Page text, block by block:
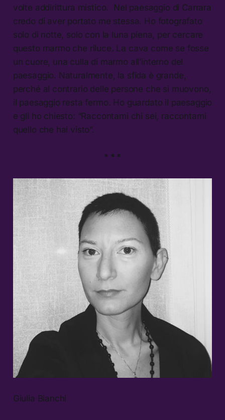
volte addirittura mistico. Nel paesaggio di Carrara
credo di aver portato me stessa. Ho fotografato
solo di notte, solo con la luna piena, per cercare
questo marmo che riluce. La cava come se fosse
un cuore, una culla di marmo all’interno del
paesaggio. Naturalmente, la sfida è grande,
perché al contrario delle persone che si muovono,
il paesaggio resta fermo. Ho guardato il paesaggio
e gli ho chiesto: “Raccontami chi sei, raccontami
quello che hai visto”.
* * *
Giulia Bianchi